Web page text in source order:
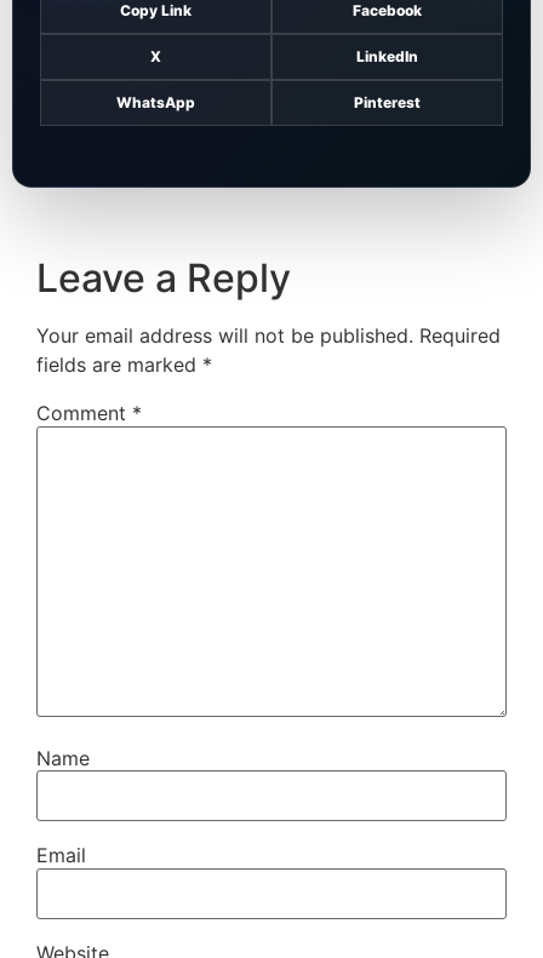
Copy Link Facebook
X LinkedIn
WhatsApp Pinterest
Leave a Reply
Your email address will not be published. Required
fields are marked *
Comment *
Name
Email
Website